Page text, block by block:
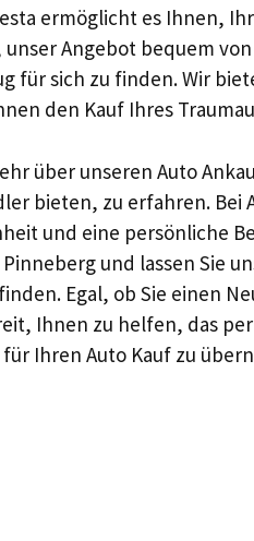
ermöglicht es Ihnen,
Angebot bequem von
für sich zu finden. Wir
den Kauf Ihres
über unseren Auto
bieten, zu erfahren. Bei
und eine persönliche
und lassen Sie
Egal, ob Sie einen
Ihnen zu helfen, das
Ihren Auto Kauf zu